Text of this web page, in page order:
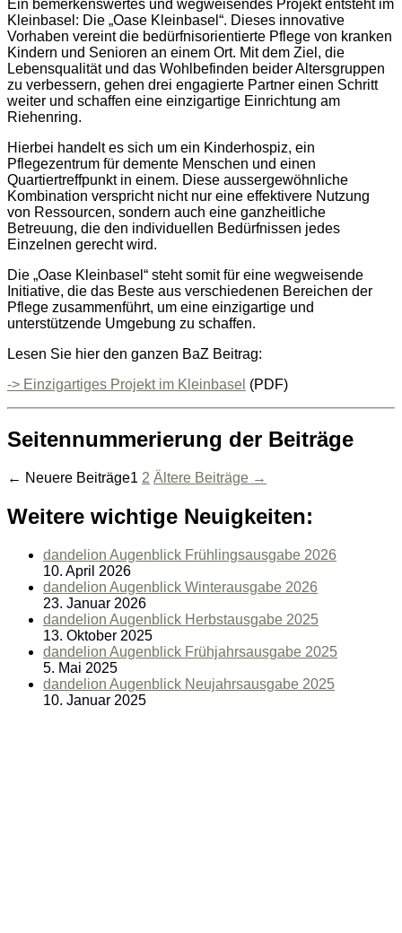
Ein bemerkenswertes und wegweisendes Projekt entsteht im
Kleinbasel: Die „Oase Kleinbasel“. Dieses innovative
Vorhaben vereint die bedürfnisorientierte Pflege von kranken
Kindern und Senioren an einem Ort. Mit dem Ziel, die
Lebensqualität und das Wohlbefinden beider Altersgruppen
zu verbessern, gehen drei engagierte Partner einen Schritt
weiter und schaffen eine einzigartige Einrichtung am
Riehenring.
Hierbei handelt es sich um ein Kinderhospiz, ein
Pflegezentrum für demente Menschen und einen
Quartiertreffpunkt in einem. Diese aussergewöhnliche
Kombination verspricht nicht nur eine effektivere Nutzung
von Ressourcen, sondern auch eine ganzheitliche
Betreuung, die den individuellen Bedürfnissen jedes
Einzelnen gerecht wird.
Die „Oase Kleinbasel“ steht somit für eine wegweisende
Initiative, die das Beste aus verschiedenen Bereichen der
Pflege zusammenführt, um eine einzigartige und
unterstützende Umgebung zu schaffen.
Lesen Sie hier den ganzen BaZ Beitrag:
-> Einzigartiges Projekt im Kleinbasel (PDF)
Seitennummerierung der Beiträge
← Neuere Beiträge1 2 Ältere Beiträge →
Weitere wichtige Neuigkeiten:
dandelion Augenblick Frühlingsausgabe 2026
10. April 2026
dandelion Augenblick Winterausgabe 2026
23. Januar 2026
dandelion Augenblick Herbstausgabe 2025
13. Oktober 2025
dandelion Augenblick Frühjahrsausgabe 2025
5. Mai 2025
dandelion Augenblick Neujahrsausgabe 2025
10. Januar 2025